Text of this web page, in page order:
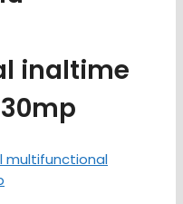
inaltime